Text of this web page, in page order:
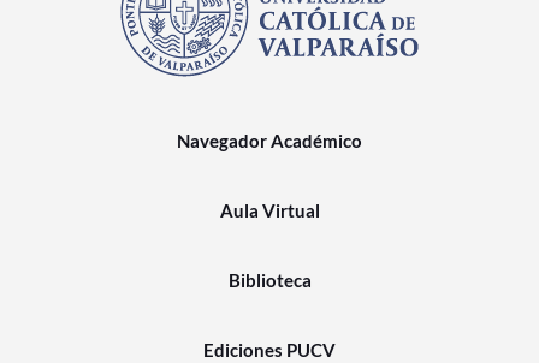
Navegador Académico
Aula Virtual
Biblioteca
Ediciones PUCV